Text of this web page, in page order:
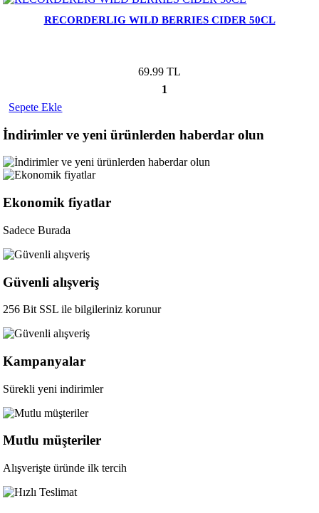
RECORDERLIG WILD BERRIES CIDER 50CL
69.99 TL
1
Sepete Ekle
İndirimler ve yeni ürünlerden haberdar olun
Ekonomik fiyatlar
Sadece Burada
Güvenli alışveriş
256 Bit SSL ile bilgileriniz korunur
Kampanyalar
Sürekli yeni indirimler
Mutlu müşteriler
Alışverişte üründe ilk tercih